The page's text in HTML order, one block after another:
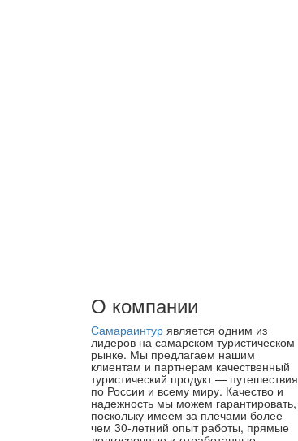
О компании
Самараинтур является одним из
лидеров на самарском туристическом
рынке. Мы предлагаем нашим
клиентам и партнерам качественный
туристический продукт — путешествия
по России и всему миру. Качество и
надежность мы можем гарантировать,
поскольку имеем за плечами более
чем 30-летний опыт работы, прямые